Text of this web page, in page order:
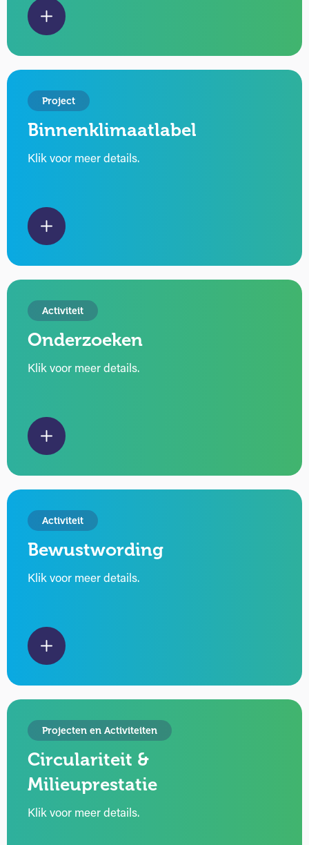
Project
Binnenklimaatlabel
Klik voor meer details.
Activiteit
Onderzoeken
Klik voor meer details.
Activiteit
Bewustwording
Klik voor meer details.
Projecten en Activiteiten
Circulariteit &
Milieuprestatie
Klik voor meer details.